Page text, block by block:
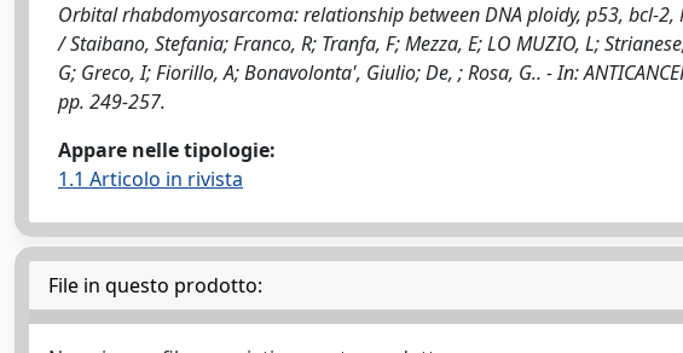
Orbital rhabdomyosarcoma: relationship between DNA ploidy, p53, bcl-
/ Staibano, Stefania; Franco, R; Tranfa, F; Mezza, E; LO MUZIO, L;
G; Greco, I; Fiorillo, A; Bonavolonta', Giulio; De, ; Rosa, G.. - In:
pp. 249-257.
Appare nelle tipologie:
1.1 Articolo in rivista
File in questo prodotto: